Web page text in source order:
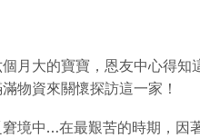
月大的寶寶，恩友中心得知
物資來關懷探訪這一家！
境中…在最艱苦的時期，因